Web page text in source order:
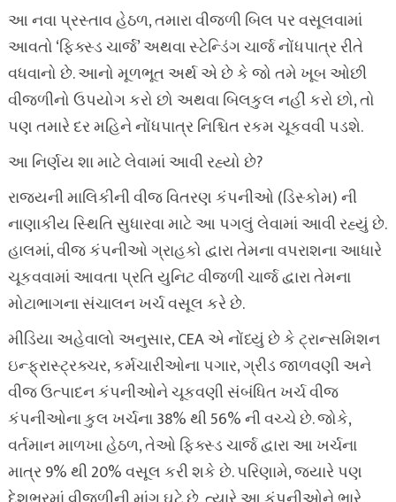
આ નવા પ્રસ્તાવ હેઠળ, તમારા વીજળી બિલ પર વસૂલવામાં
આવતો ‘ફિક્સ્ડ ચાર્જ’ અથવા સ્ટેન્ડિંગ ચાર્જ નોંધપાત્ર રીતે
વધવાનો છે. આનો મૂળભૂત અર્થ એ છે કે જો તમે ખૂબ ઓછી
વીજળીનો ઉપયોગ કરો છો અથવા બિલકુલ નહીં કરો છો, તો
પણ તમારે દર મહિને નોંધપાત્ર નિશ્ચિત રકમ ચૂકવવી પડશે.
આ નિર્ણય શા માટે લેવામાં આવી રહ્યો છે?
રાજ્યની માલિકીની વીજ વિતરણ કંપનીઓ (ડિસ્કોમ) ની
નાણાકીય સ્થિતિ સુધારવા માટે આ પગલું લેવામાં આવી રહ્યું છે.
હાલમાં, વીજ કંપનીઓ ગ્રાહકો દ્વારા તેમના વપરાશના આધારે
ચૂકવવામાં આવતા પ્રતિ યુનિટ વીજળી ચાર્જ દ્વારા તેમના
મોટાભાગના સંચાલન ખર્ચ વસૂલ કરે છે.
મીડિયા અહેવાલો અનુસાર, CEA એ નોંધ્યું છે કે ટ્રાન્સમિશન
ઇન્ફ્રાસ્ટ્રક્ચર, કર્મચારીઓના પગાર, ગ્રીડ જાળવણી અને
વીજ ઉત્પાદન કંપનીઓને ચૂકવણી સંબંધિત ખર્ચ વીજ
કંપનીઓના કુલ ખર્ચના 38% થી 56% ની વચ્ચે છે. જોકે,
વર્તમાન માળખા હેઠળ, તેઓ ફિક્સ્ડ ચાર્જ દ્વારા આ ખર્ચના
માત્ર 9% થી 20% વસૂલ કરી શકે છે. પરિણામે, જ્યારે પણ